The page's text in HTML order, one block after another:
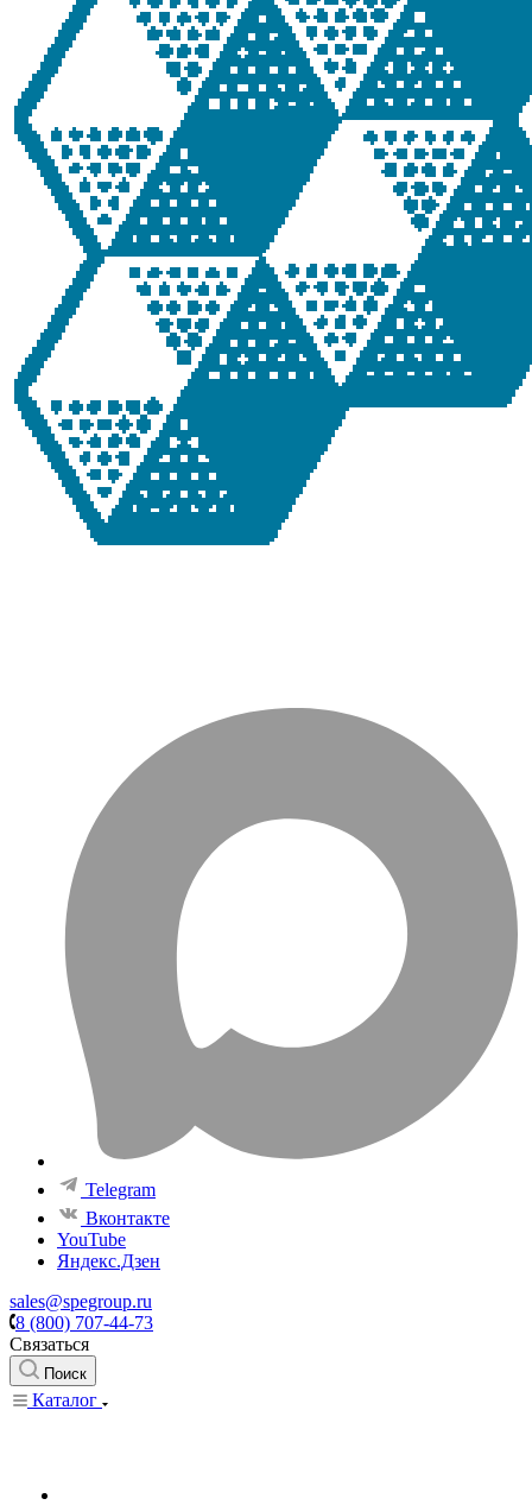
Telegram
Вконтакте
YouTube
Яндекс.Дзен
sales@spegroup.ru
8 (800) 707-44-73
Связаться
Поиск
Каталог